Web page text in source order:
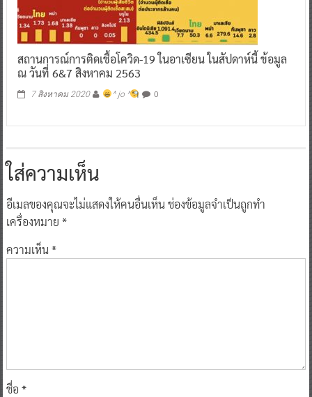
สถานการณ์การติดเชื้อโควิด-19 ในอาเซียน ในสัปดาห์นี้ ข้อมูล
ณ วันที่ 6&7 สิงหาคม 2563
7 สิงหาคม 2020 ^ jo ^ 0
ใส่ความเห็น
อีเมลของคุณจะไม่แสดงให้คนอื่นเห็นช่องข้อมูลจำเป็นถูกทำ
เครื่องหมาย *
ความเห็น*
ชื่อ *